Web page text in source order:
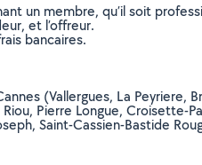
un membre, qu’il soit
et l’offreur.
bancaires.
(Vallergues, La Peyriere,
Pierre Longue, Croisette-
Saint-Cassien-Bastide